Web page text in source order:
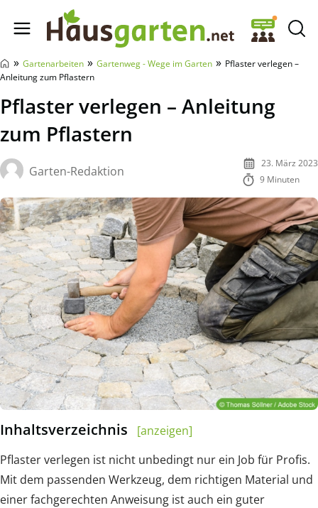
Hausgarten.net
» Gartenarbeiten » Gartenweg - Wege im Garten » Pflaster verlegen –
Anleitung zum Pflastern
Pflaster verlegen – Anleitung
zum Pflastern
Garten-Redaktion
23. März 2023
9 Minuten
Inhaltsverzeichnis
[anzeigen]
Pflaster verlegen ist nicht unbedingt nur ein Job für Profis.
Mit dem passenden Werkzeug, dem richtigen Material und
einer fachgerechten Anweisung ist auch ein guter